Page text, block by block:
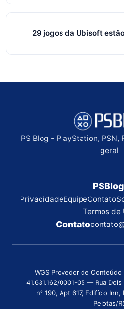
posts
29 jogos da Ubisoft
PS Blog - PlayStation, PSN,
geral
PSBlog
PrivacidadeEquipeContato
Termos de
Contato
WGS Provedor de
41.631.162/0001-05 — Rua
nº 190, Apt 617, Edifício Inn,
Pelotas/